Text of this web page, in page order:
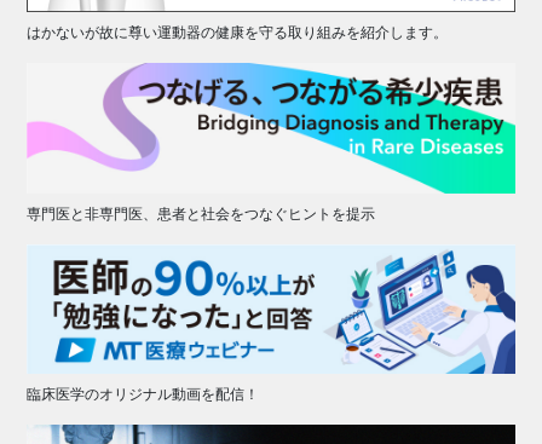
はかないが故に尊い運動器の健康を守る取り組みを紹介します。
専門医と非専門医、患者と社会をつなぐヒントを提示
臨床医学のオリジナル動画を配信！